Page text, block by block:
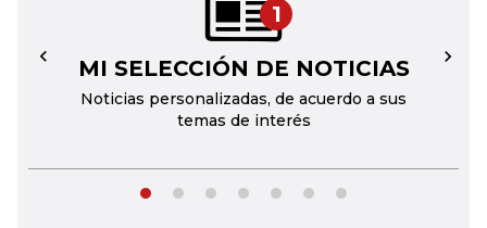
1
MI SELECCIÓN DE NOTICIAS
Noticias personalizadas, de acuerdo a sus
temas de interés
← →